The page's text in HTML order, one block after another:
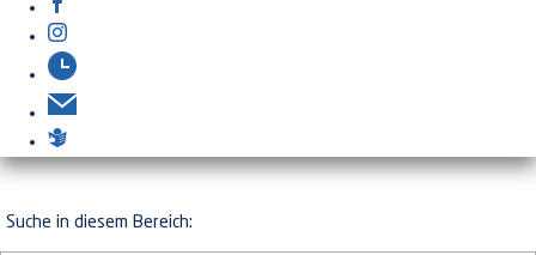
Suche in diesem Bereich: